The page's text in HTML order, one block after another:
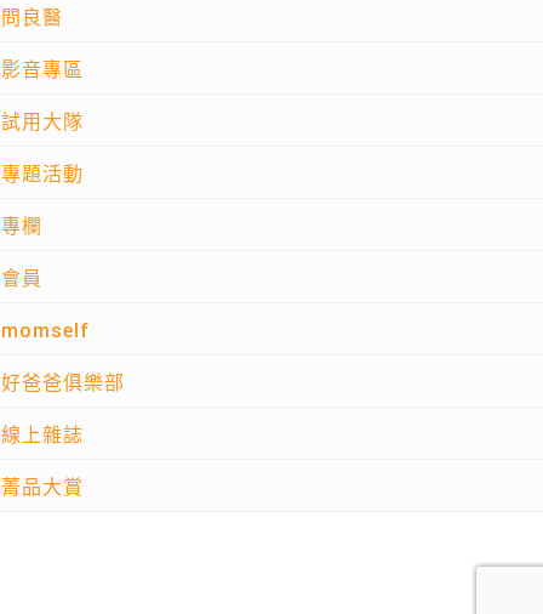
問良醫
影音專區
試用大隊
專題活動
專欄
會員
momself
好爸爸俱樂部
線上雜誌
菁品大賞